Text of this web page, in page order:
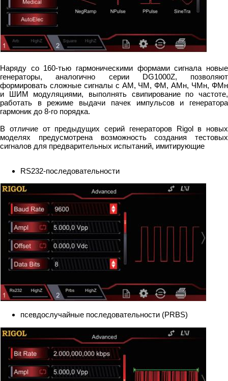
Наряду со 160-тью гармоническими формами сигнала новые
генераторы, аналогично серии DG1000Z, позволяют
формировать сложные сигналы с АМ, ЧМ, ФМ, АМн, ЧМн, ФМн
и ШИМ модуляциями, выполнять свипирование по частоте,
работать в режиме выдачи пачек импульсов и генератора
гармоник до 8-го порядка.
В отличие от предыдущих серий генераторов Rigol в новых
моделях предусмотрена возможность создания тестовых
сигналов для предварительных испытаний, имитирующие
RS232-последовательности
псевдослучайные последовательности (PRBS)